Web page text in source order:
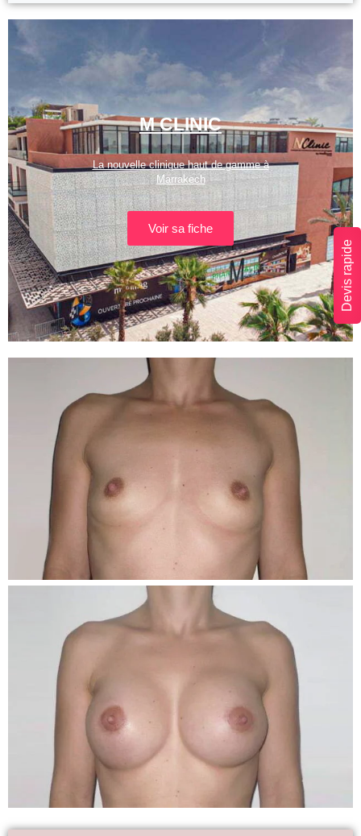
M CLINIC
La nouvelle clinique haut de gamme à
Marrakech
Voir sa fiche
Devis rapide